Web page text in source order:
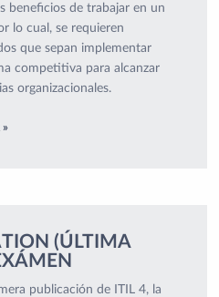
beneficios de trabajar en un
lo cual, se requieren
que sepan implementar
competitiva para alcanzar
organizacionales.
»
(ÚLTIMA
publicación de ITIL 4, la